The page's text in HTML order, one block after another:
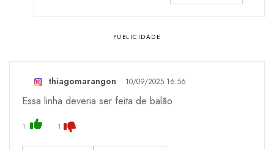
thiagomarangon 10/09/2025 16:56
Essa linha deveria ser feita de balão
1 1